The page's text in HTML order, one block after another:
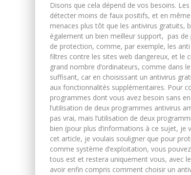
Disons que cela dépend de vos besoins.
détecter moins de faux positifs, et en
menaces plus tôt que les antivirus gratuits,
également un bien meilleur support, pas
de protection, comme, par exemple, les
filtres contre les sites web dangereux, et le
grand nombre d’ordinateurs, comme dans
suffisant, car en choisissant un antivirus
aux fonctionnalités supplémentaires. Pour
programmes dont vous avez besoin sans
l’utilisation de deux programmes antivirus
pas vrai, mais l’utilisation de deux
bien (pour plus d’informations à ce sujet,
cet article, je voulais souligner que pour
comme système d’exploitation, vous
tous est et restera uniquement vous, avec
avoir enfin compris comment choisir un